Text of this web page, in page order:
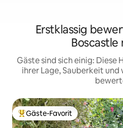
Erstklassig
Gäste sind sich einig: Diese
ihrer Lage, Sauberkeit
Beliebter Gäste-Favorit.
Gäste-Favorit